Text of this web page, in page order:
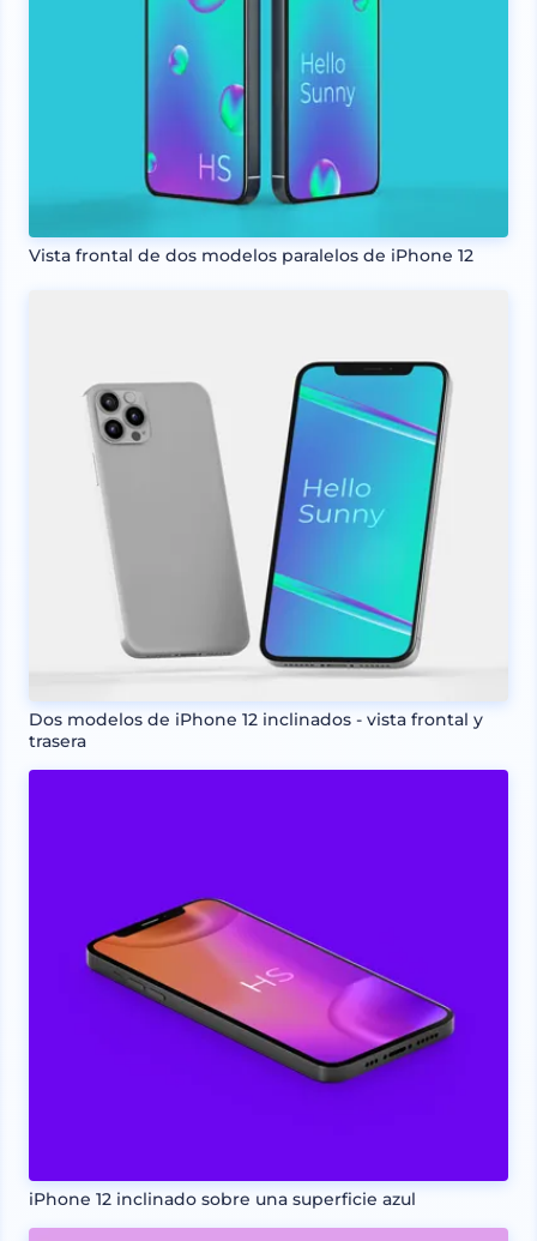
Vista frontal de dos modelos paralelos de iPhone 12
Dos modelos de iPhone 12 inclinados - vista frontal y
trasera
iPhone 12 inclinado sobre una superficie azul